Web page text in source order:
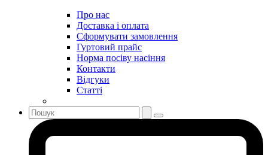
Про нас
Доставка і оплата
Сформувати замовлення
Гуртовий прайс
Норма посіву насіння
Контакти
Відгуки
Статті